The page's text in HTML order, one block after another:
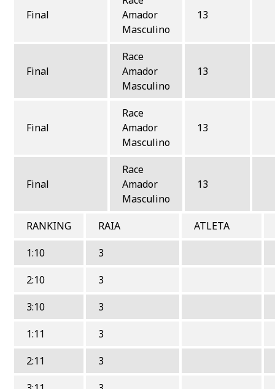
Final
Amador
Masculino
13
Final
Race
Amador
Masculino
13
Final
Race
Amador
Masculino
13
Final
Race
Amador
Masculino
13
RANKING RAIA
ATLETA
1:10
3
2:10
3
3:10
3
1:11
3
2:11
3